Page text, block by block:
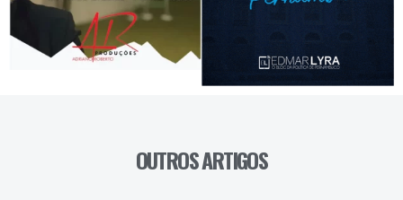
OUTROS ARTIGOS